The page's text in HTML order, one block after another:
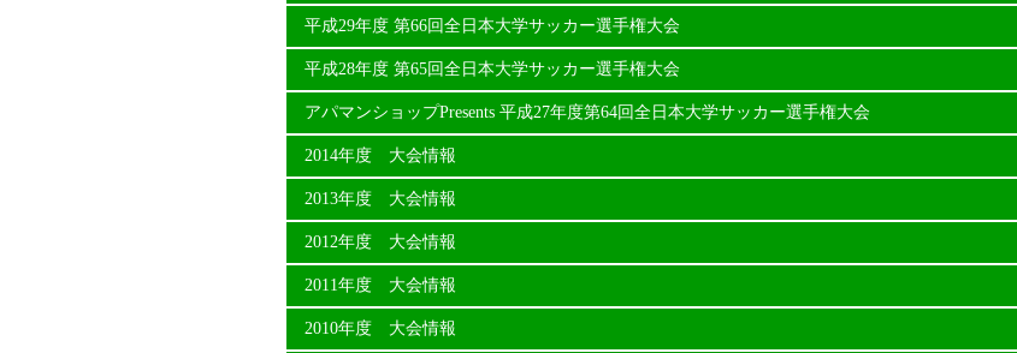
平成29年度 第66回全日本大学サッカー選手権大会
平成28年度 第65回全日本大学サッカー選手権大会
アパマンショップPresents 平成27年度第64回全日本大学サッカー選手権大会
2014年度 大会情報
2013年度 大会情報
2012年度 大会情報
2011年度 大会情報
2010年度 大会情報